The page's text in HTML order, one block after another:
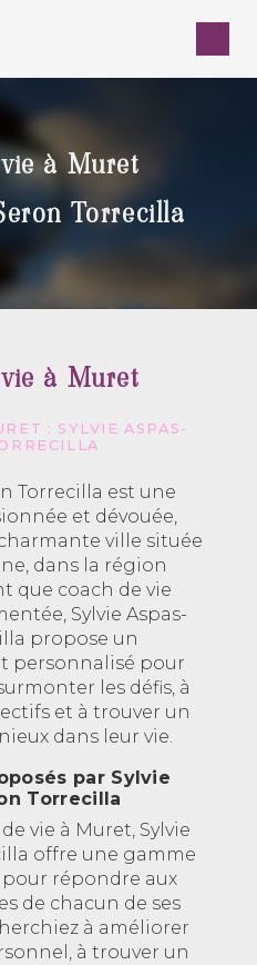
à Muret
Torrecilla
à Muret
: SYLVIE ASPAS-
Torrecilla est une
et dévouée,
ville située
dans la région
que coach de vie
Sylvie Aspas-
propose un
personnalisé pour
les défis, à
et à trouver un
dans leur vie.
par Sylvie
Torrecilla
vie à Muret, Sylvie
offre une gamme
pour répondre aux
de chacun de ses
à améliorer
à trouver un